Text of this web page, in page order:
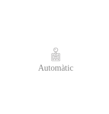
Automàtic